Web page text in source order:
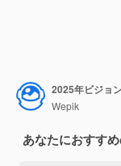
2025年ビジョ
Wepik
あなたにおすす